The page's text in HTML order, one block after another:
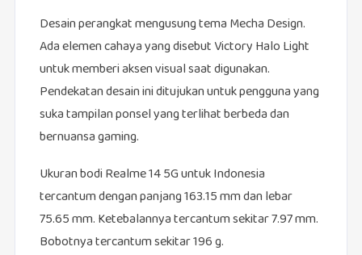
Desain perangkat mengusung tema Mecha Design.
Ada elemen cahaya yang disebut Victory Halo Light
untuk memberi aksen visual saat digunakan.
Pendekatan desain ini ditujukan untuk pengguna yang
suka tampilan ponsel yang terlihat berbeda dan
bernuansa gaming.
Ukuran bodi Realme 14 5G untuk Indonesia
tercantum dengan panjang 163.15 mm dan lebar
75.65 mm. Ketebalannya tercantum sekitar 7.97 mm.
Bobotnya tercantum sekitar 196 g.